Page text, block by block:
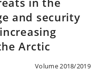
and security
Arctic
Volume 2018/2019